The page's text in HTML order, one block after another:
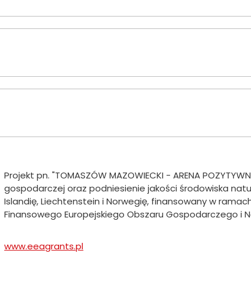
Projekt pn. "TOMASZÓW MAZOWIECKI - ARENA
gospodarczej oraz podniesienie jakości środowiska
Islandię, Liechtenstein i Norwegię, finansowany w
Finansowego Europejskiego Obszaru Gospodarczego i
www.eeagrants.pl